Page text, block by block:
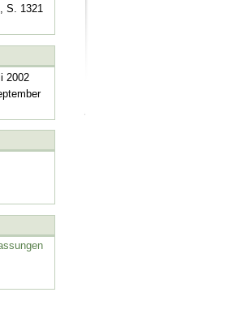
S. 1321
2002